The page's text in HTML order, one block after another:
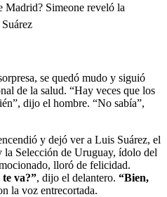
Madrid? Simeone reveló la
se quedó mudo y siguió
de la salud. “Hay veces que los
dijo el hombre. “No sabía”,
y dejó ver a Luis Suárez, el
Selección de Uruguay, ídolo del
lloró de felicidad.
te va?”, dijo el delantero. “Bien,
la voz entrecortada.